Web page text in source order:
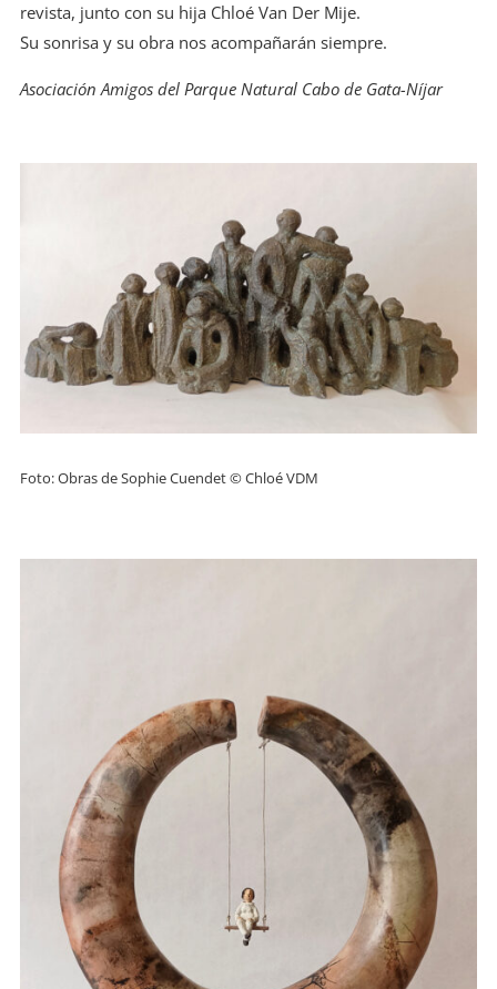
revista, junto con su hija Chloé Van Der Mije.
Su sonrisa y su obra nos acompañarán siempre.
Asociación Amigos del Parque Natural Cabo de Gata-Níjar
Foto: Obras de Sophie Cuendet © Chloé VDM